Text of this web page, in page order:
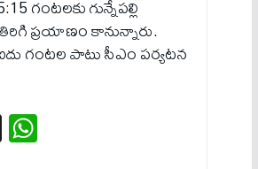
గంటలకు గున్నేపల్లి
ప్రయాణం కానున్నారు.
గంటల పాటు సీఎం పర్యటన
X W
ha